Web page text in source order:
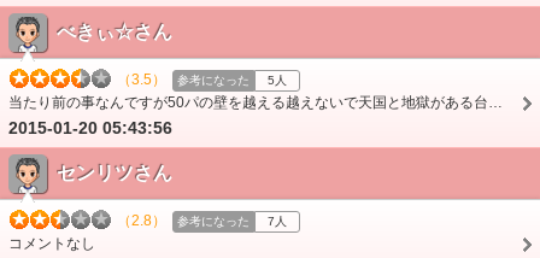
べきぃ☆さん
（3.5） 参考になった 5人
当たり前の事なんですが50パの壁を越える越えないで天国と地獄がある台。 でも自分はまぁ普通な感じ、で見てますが好きな人はかなり好きだと思う。 通常時。風情ありす…
2015-01-20 05:43:56
センリツさん
（2.8） 参考になった 7人
コメントなし